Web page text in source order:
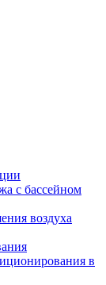
с бассейном
воздуха
в